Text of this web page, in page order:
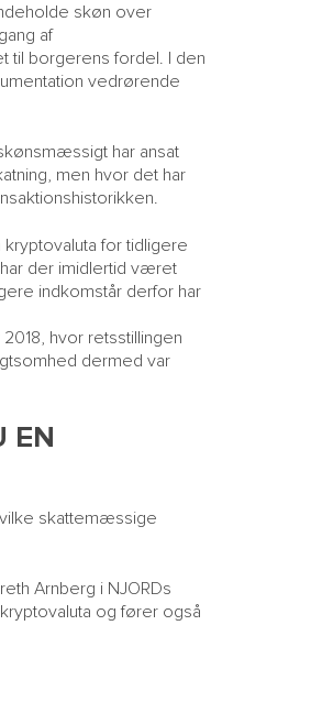
skøn over
af
til borgerens fordel. I den
vedrørende
har ansat
men hvor det har
for tidligere
der imidlertid været
indkomstår derfor har
hvor retsstillingen
dermed var
EN
skattemæssige
Arnberg i NJORDs
og fører også